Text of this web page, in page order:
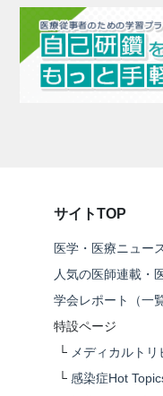
サイトTOP
医学・医療ニュー
人気の医師連載・
学会レポート（一覧
特設ページ
└ メディカルト
└ 感染症Hot